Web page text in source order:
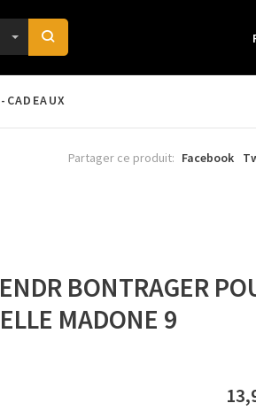
CADEAUX
Partager ce produit: Facebook
BONTRAGER
MADONE 9